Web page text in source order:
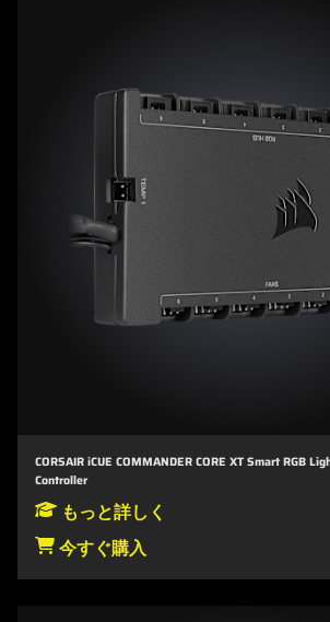
CORSAIR iCUE COMMANDER CORE XT Smart RGB
Controller
もっと詳しく
今すぐ購入